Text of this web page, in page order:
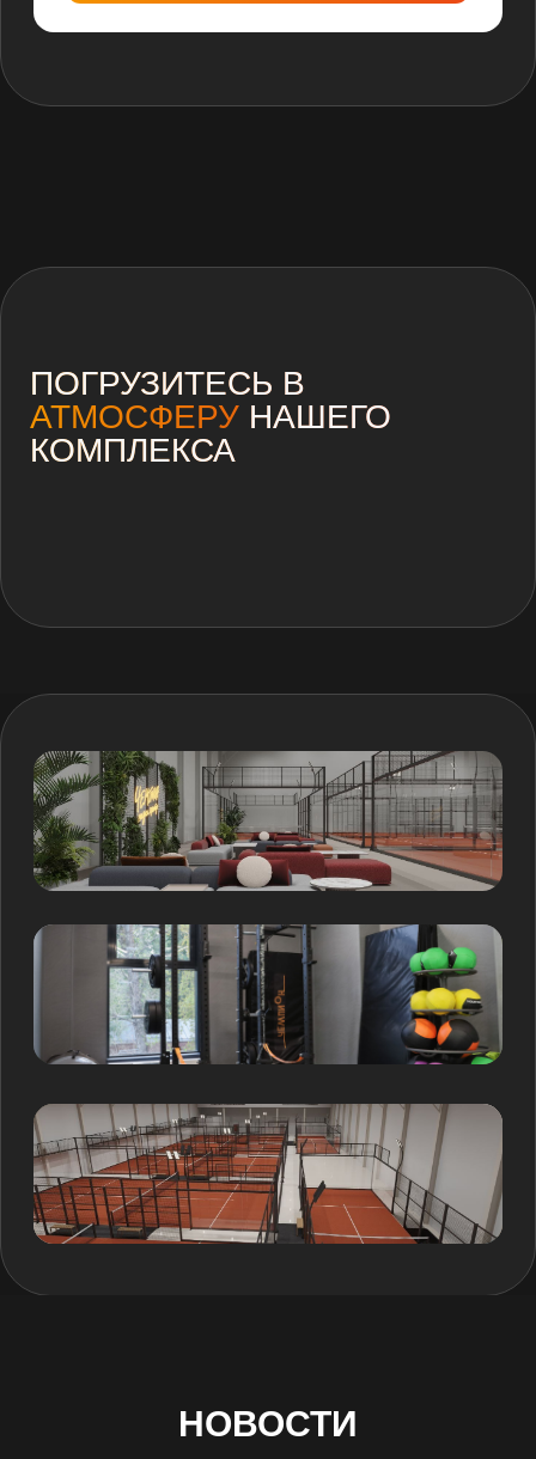
НОВОСТИ
2-ОЙ ЮЖНОПОРТОВЫЙ ПРОЕЗД, ВЛ. 2
(МЕТРО КОЖУХОВСКАЯ)
Ждем вас в гости
МЕНЕДЖЕР ШКОЛ ХК
МЕНЕДЖЕР ШКОЛ ФК
РЕСЕПШЕН
8(985)577-35-77
8(985)577-45-77
8(985)577-56-77
8(985)577-61-77
МЕНЕДЖЕР
АРЕНДЫ ЛЬДА